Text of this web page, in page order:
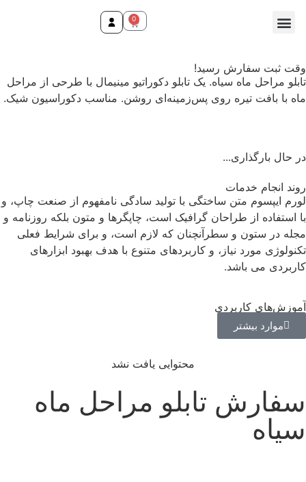
0
وقت ثبت سفارش رسید!
تابلو مراحل ماه سیاه. یک تابلو دکوراتیو مینیمال با طرحی از مراحل
ماه با بافت تیره روی پس‌زمینه‌ای روشن. مناسب دکوراسیون شیک.
در حال بارگذاری...
روند انجام خدمات
لورم ایپسوم متن ساختگی با تولید سادگی نامفهوم از صنعت چاپ، و
با استفاده از طراحان گرافیک است، چاپگرها و متون بلکه روزنامه و
مجله در ستون و سطرآنچنان که لازم است، و برای شرایط فعلی
تکنولوژی مورد نیاز، و کاربردهای متنوع با هدف بهبود ابزارهای
کاربردی می باشد.
آموزش‌های کاربردی
موارد بیشتر
محتوایی یافت نشد
سفارش تابلو مراحل ماه
سیاه